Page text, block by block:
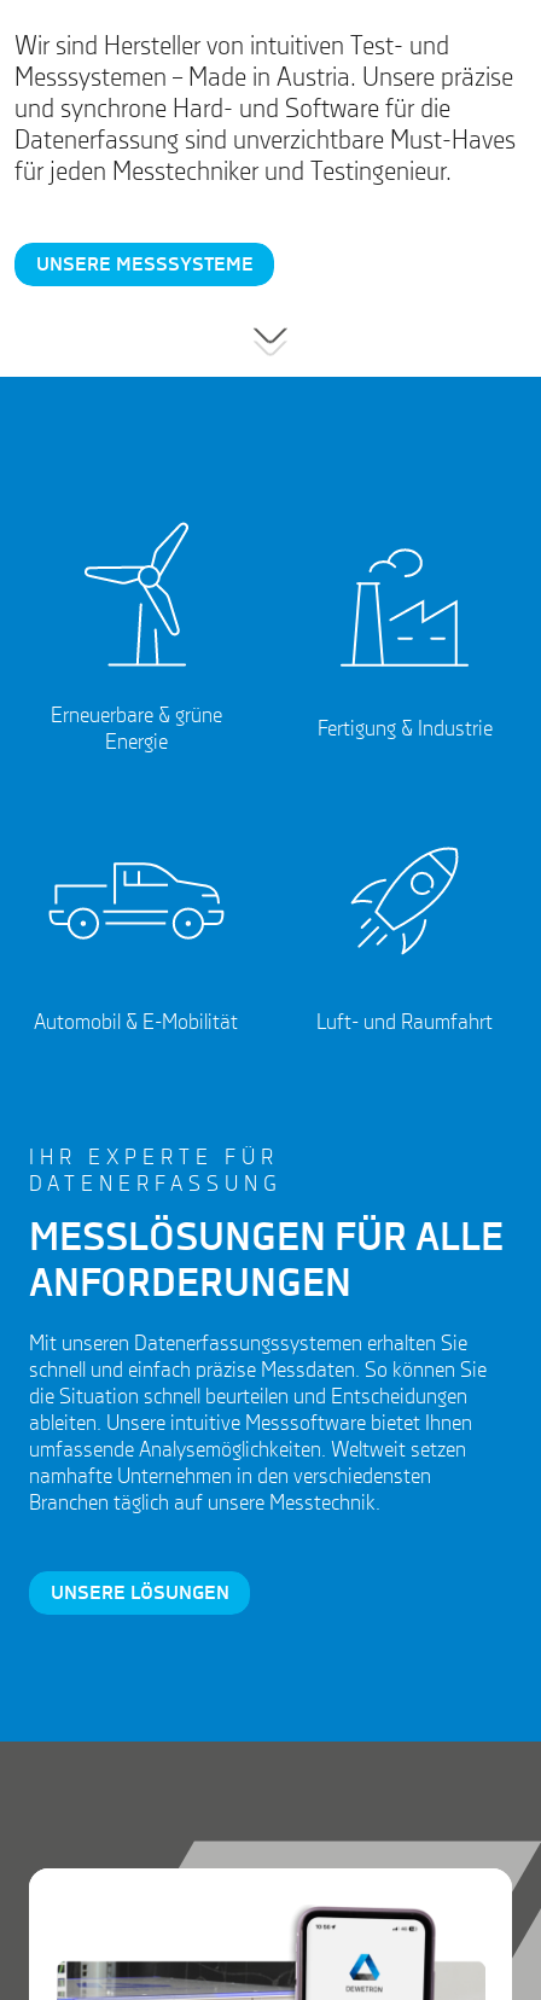
Wir sind Hersteller von intuitiven Test- und
Messsystemen – Made in Austria. Unsere präzise
und synchrone Hard- und Software für die
Datenerfassung sind unverzichtbare Must-Haves
für jeden Messtechniker und Testingenieur.
UNSERE MESSSYSTEME
IHR EXPERTE FÜR
DATENERFASSUNG
MESSLÖSUNGEN FÜR ALLE
ANFORDERUNGEN
Mit unseren Datenerfassungssystemen erhalten Sie
schnell und einfach präzise Messdaten. So können Sie
die Situation schnell beurteilen und Entscheidungen
ableiten. Unsere intuitive Messsoftware bietet Ihnen
umfassende Analysemöglichkeiten. Weltweit setzen
namhafte Unternehmen in den verschiedensten
Branchen täglich auf unsere Messtechnik.
UNSERE LÖSUNGEN
Erneuerbare & grüne
Energie
Fertigung & Industrie
Automobil & E-Mobilität Luft- und Raumfahrt